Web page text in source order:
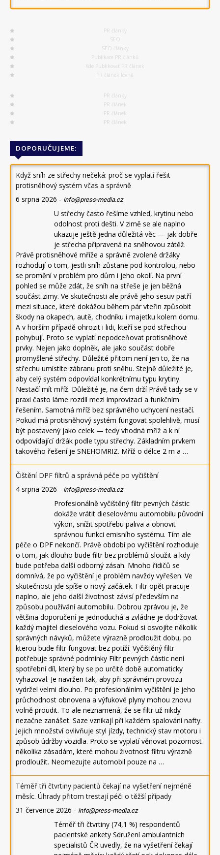
PR články
SEO
SEO články
Publikace PR článků
Kde Publikovat PR článek
PR článek levně
PR články
PR článek
PR článek
PR článek
DOPORUČUJEME:
Když sníh ze střechy nečeká: proč se vyplatí řešit
protisněhový systém včas a správně
6 srpna 2026 - info@press-media.cz
U střechy často řešíme vzhled, krytinu nebo
odolnost proti dešti. V zimě se ale naplno
ukazuje ještě jedna důležitá věc — jak dobře
je střecha připravená na sněhovou zátěž.
Právě protisněhové mříže a správně zvolené držáky
rozhodují o tom, jestli sníh zůstane pod kontrolou, nebo
se promění v problém pro dům i jeho okolí. Na první
pohled se může zdát, že sníh na střeše je jen běžná
součást zimy. Ve skutečnosti ale právě jeho sesuv patří
mezi situace, které dokážou během pár vteřin způsobit
škody na okapech, autě, chodníku i majetku kolem domu.
A v horším případě ohrozit i lidi, kteří se pod střechou
pohybují. Proto se vyplatí nepodceňovat protisněhové
prvky. Nejen jako doplněk, ale jako součást dobře
promyšlené střechy. Důležité přitom není jen to, že na
střechu umístíte zábranu proti sněhu. Stejně důležité je,
aby celý systém odpovídal konkrétnímu typu krytiny.
Nestačí mít mříž. Důležité je, na čem drží Právě tady se v
praxi často láme rozdíl mezi improvizací a funkčním
řešením. Samotná mříž bez správného uchycení nestačí.
Pokud má protisněhový systém fungovat spolehlivě, musí
být postavený jako celek — tedy vhodná mříž a k ní
odpovídající držák podle typu střechy. Základním prvkem
takového řešení je SNEHOMRIZ. Mříž o délce 2 m a …
Čištění DPF filtrů a správná péče po vyčištění
4 srpna 2026 - info@press-media.cz
Profesionálně vyčištěný filtr pevných částic
dokáže vrátit dieselovému automobilu původní
výkon, snížit spotřebu paliva a obnovit
správnou funkci emisního systému. Tím ale
péče o DPF nekončí. Právě období po vyčištění rozhoduje
o tom, jak dlouho bude filtr bez problémů sloužit a kdy
bude potřeba další odborný zásah. Mnoho řidičů se
domnívá, že po vyčištění je problém navždy vyřešen. Ve
skutečnosti jde spíše o nový začátek. Filtr opět pracuje
naplno, ale jeho další životnost závisí především na
způsobu používání automobilu. Dobrou zprávou je, že
většina doporučení je jednoduchá a zvládne je dodržovat
každý majitel dieselového vozu. Pokud si osvojíte několik
správných návyků, můžete výrazně prodloužit dobu, po
kterou bude filtr fungovat bez potíží. Vyčištěný filtr
potřebuje správné podmínky Filtr pevných částic není
spotřební díl, který by se po určité době automaticky
vyhazoval. Je navržen tak, aby při správném provozu
vydržel velmi dlouho. Po profesionálním vyčištění je jeho
průchodnost obnovena a výfukové plyny mohou znovu
volně proudit. To ale neznamená, že se filtr už nikdy
nezačne zanášet. Saze vznikají při každém spalování nafty.
Jejich množství ovlivňuje styl jízdy, technický stav motoru i
způsob údržby vozidla. Proto se vyplatí věnovat pozornost
několika zásadám, které mohou životnost filtru výrazně
prodloužit. Neomezujte automobil pouze na …
Téměř tři čtvrtiny pacientů čekají na vyšetření nejméně
měsíc. Úhrady přitom trestají péči o těžší případy
31 července 2026 - info@press-media.cz
Téměř tři čtvrtiny (74,1 %) respondentů
pacientské ankety Sdružení ambulantních
specialistů ČR uvedly, že na vyšetření čekají